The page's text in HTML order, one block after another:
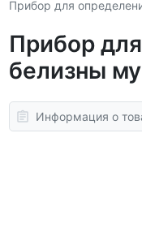
Прибор для
Прибор
белизны
Информация о